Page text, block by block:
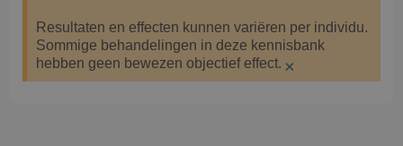
Resultaten en effecten kunnen variëren per individu.
Sommige behandelingen in deze kennisbank
hebben geen bewezen objectief effect. ×